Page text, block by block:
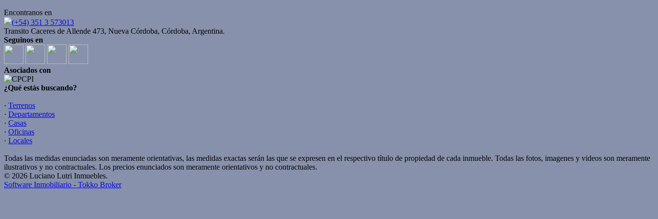
Encontranos en
(+54) 351 3 573013
Transito Caceres de Allende 473, Nueva Córdoba, Córdoba, Argentina.
Seguinos en
Asociados con
¿Qué estás buscando?
· Terrenos
· Departamentos
· Casas
· Oficinas
· Locales
Todas las medidas enunciadas son meramente orientativas, las medidas exactas serán las que se expresen en el respectivo título de propiedad de cada inmueble. Todas las fotos, imagenes y videos son meramente
ilustrativos y no contractuales. Los precios enunciados son meramente orientativos y no contractuales.
© 2026 Luciano Lutri Inmuebles.
Software Inmobiliario - Tokko Broker